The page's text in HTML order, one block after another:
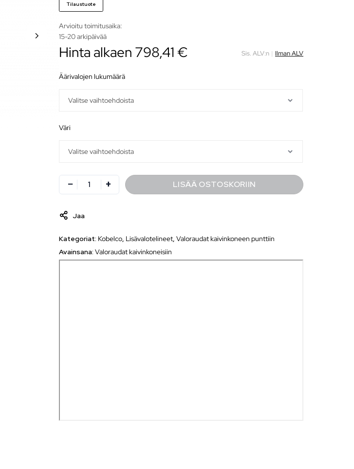
Tilaustuote
Arvioitu toimitusaika:
15-20 arkipäivää
Hinta alkaen 798,41 € Sis. ALV:n | Ilman ALV
äärivalojen lukumäärä
väri
LISÄÄ OSTOSKORIIN
Jaa
Kategoriat: Kobelco Lisävalotelineet ,Valoraudat kaivinkoneen punttiin
Avainsana:Valoraudat kaivinkoneisiin